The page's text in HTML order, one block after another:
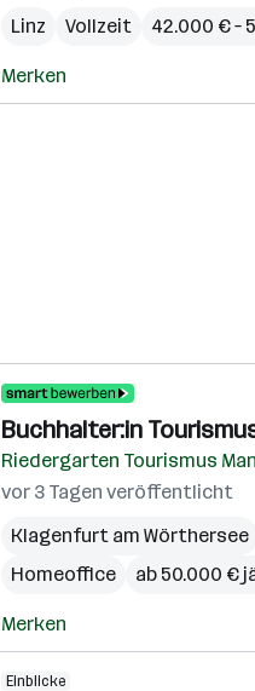
Linz
Vollzeit 42.000 € –
Merken
Buchhalter:in
Riedergarten Tourismus
vor 3 Tagen veröffentlicht
Klagenfurt am Wörthersee
Homeoffice
ab 50.000 €
Merken
Einblicke